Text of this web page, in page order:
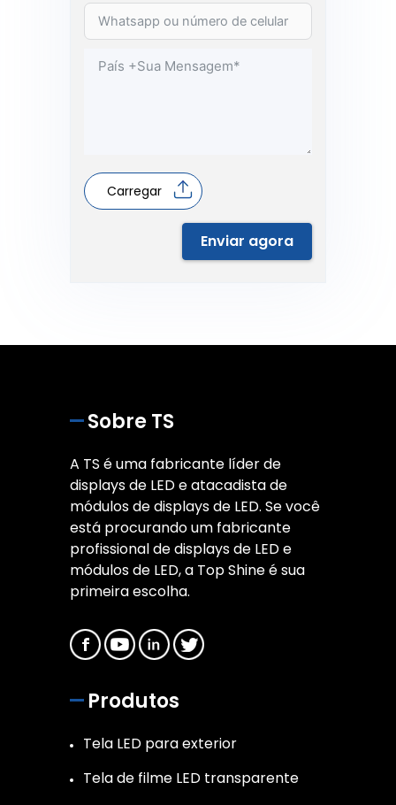
Carregar
Enviar agora
Sobre TS
A TS é uma fabricante líder de
displays de LED e atacadista de
módulos de displays de LED. Se você
está procurando um fabricante
profissional de displays de LED e
módulos de LED, a Top Shine é sua
primeira escolha.
Produtos
Tela LED para exterior
Tela de filme LED transparente